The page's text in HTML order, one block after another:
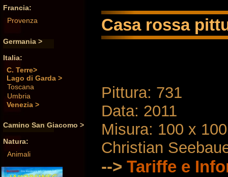
Francia:
Provenza
Germania >
Italia:
C. Terre>
Lago di Garda >
Toscana
Umbria
Venezia >
Camino San Giacomo >
Natura:
Animali
Casa rossa
Pittura: 731
Data: 2011
Misura: 100 x
Christian
--> Tariffe e